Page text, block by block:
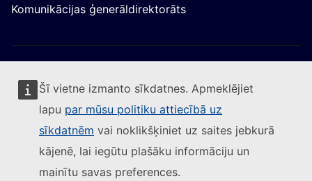
Šī vietne izmanto sīkdatnes. Apmeklējiet
lapu par mūsu politiku attiecībā uz
sīkdatnēm vai noklikšķiniet uz saites jebkurā
kājenē, lai iegūtu plašāku informāciju un
mainītu savas preferences.
Komunikācijas ģenerāldirektorāts
Sekojiet Eiropas Komisijai
Sazinieties ar mums(Ārēja saite)
Ziņot par IT ievainojamību(Ārēja saite)